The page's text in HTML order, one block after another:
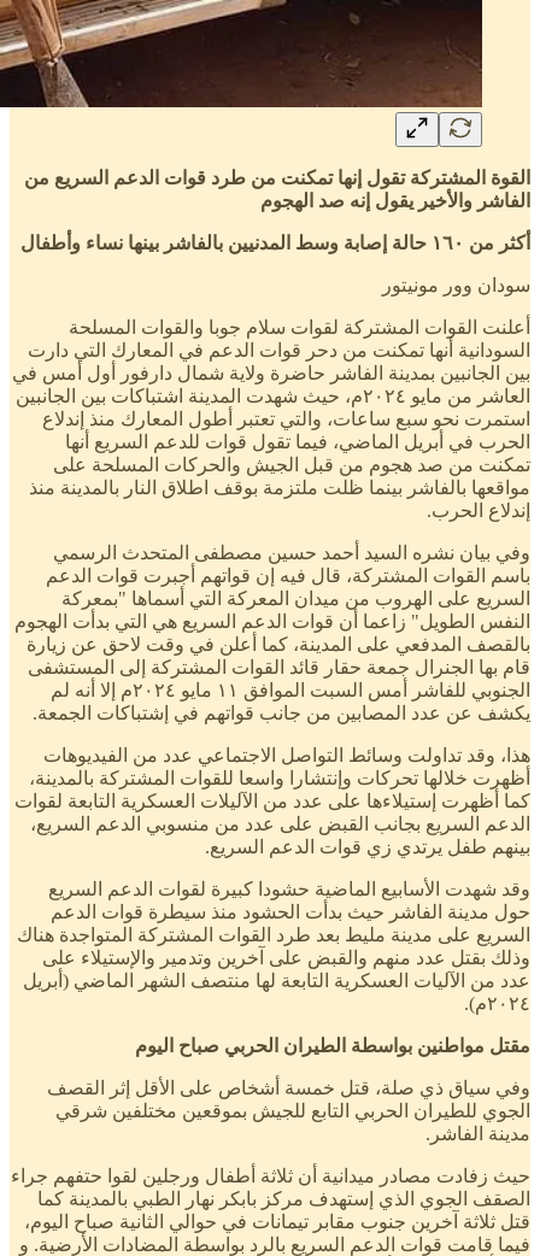
القوة المشتركة تقول إنها تمكنت من طرد قوات الدعم السريع من
الفاشر والأخير يقول إنه صد الهجوم
أكثر من ١٦٠ حالة إصابة وسط المدنيين بالفاشر بينها نساء وأطفال
سودان وور مونيتور
أعلنت القوات المشتركة لقوات سلام جوبا والقوات المسلحة
السودانية أنها تمكنت من دحر قوات الدعم في المعارك التي دارت
بين الجانبين بمدينة الفاشر حاضرة ولاية شمال دارفور أول أمس في
العاشر من مايو ٢٠٢٤م، حيث شهدت المدينة اشتباكات بين الجانبين
استمرت نحو سبع ساعات، والتي تعتبر أطول المعارك منذ إندلاع
الحرب في أبريل الماضي، فيما تقول قوات للدعم السريع أنها
تمكنت من صد هجوم من قبل الجيش والحركات المسلحة على
مواقعها بالفاشر بينما ظلت ملتزمة بوقف اطلاق النار بالمدينة منذ
إندلاع الحرب.
وفي بيان نشره السيد أحمد حسين مصطفى المتحدث الرسمي
باسم القوات المشتركة، قال فيه إن قواتهم أجبرت قوات الدعم
السريع على الهروب من ميدان المعركة التي أسماها "بمعركة
النفس الطويل" زاعما أن قوات الدعم السريع هي التي بدأت الهجوم
بالقصف المدفعي على المدينة، كما أعلن في وقت لاحق عن زيارة
قام بها الجنرال جمعة حقار قائد القوات المشتركة إلى المستشفى
الجنوبي للفاشر أمس السبت الموافق ١١ مايو ٢٠٢٤م إلا أنه لم
يكشف عن عدد المصابين من جانب قواتهم في إشتباكات الجمعة.
هذا، وقد تداولت وسائط التواصل الاجتماعي عدد من الفيديوهات
أظهرت خلالها تحركات وإنتشارا واسعا للقوات المشتركة بالمدينة،
كما أظهرت إستيلاءها على عدد من الآليلات العسكرية التابعة لقوات
الدعم السريع بجانب القبض على عدد من منسوبي الدعم السريع،
بينهم طفل يرتدي زي قوات الدعم السريع.
وقد شهدت الأسابيع الماضية حشودا كبيرة لقوات الدعم السريع
حول مدينة الفاشر حيث بدأت الحشود منذ سيطرة قوات الدعم
السريع على مدينة مليط بعد طرد القوات المشتركة المتواجدة هناك
وذلك بقتل عدد منهم والقبض على آخرين وتدمير والإستيلاء على
عدد من الآليات العسكرية التابعة لها منتصف الشهر الماضي (أبريل
٢٠٢٤م).
مقتل مواطنين بواسطة الطيران الحربي صباح اليوم
وفي سياق ذي صلة، قتل خمسة أشخاص على الأقل إثر القصف
الجوي للطيران الحربي التابع للجيش بموقعين مختلفين شرقي
مدينة الفاشر.
حيث زفادت مصادر ميدانية أن ثلاثة أطفال ورجلين لقوا حتفهم جراء
الصقف الجوي الذي إستهدف مركز بابكر نهار الطبي بالمدينة كما
قتل ثلاثة آخرين جنوب مقابر تيمانات في حوالي الثانية صباح اليوم،
فيما قامت قوات الدعم السريع بالرد بواسطة المضادات الأرضية. و